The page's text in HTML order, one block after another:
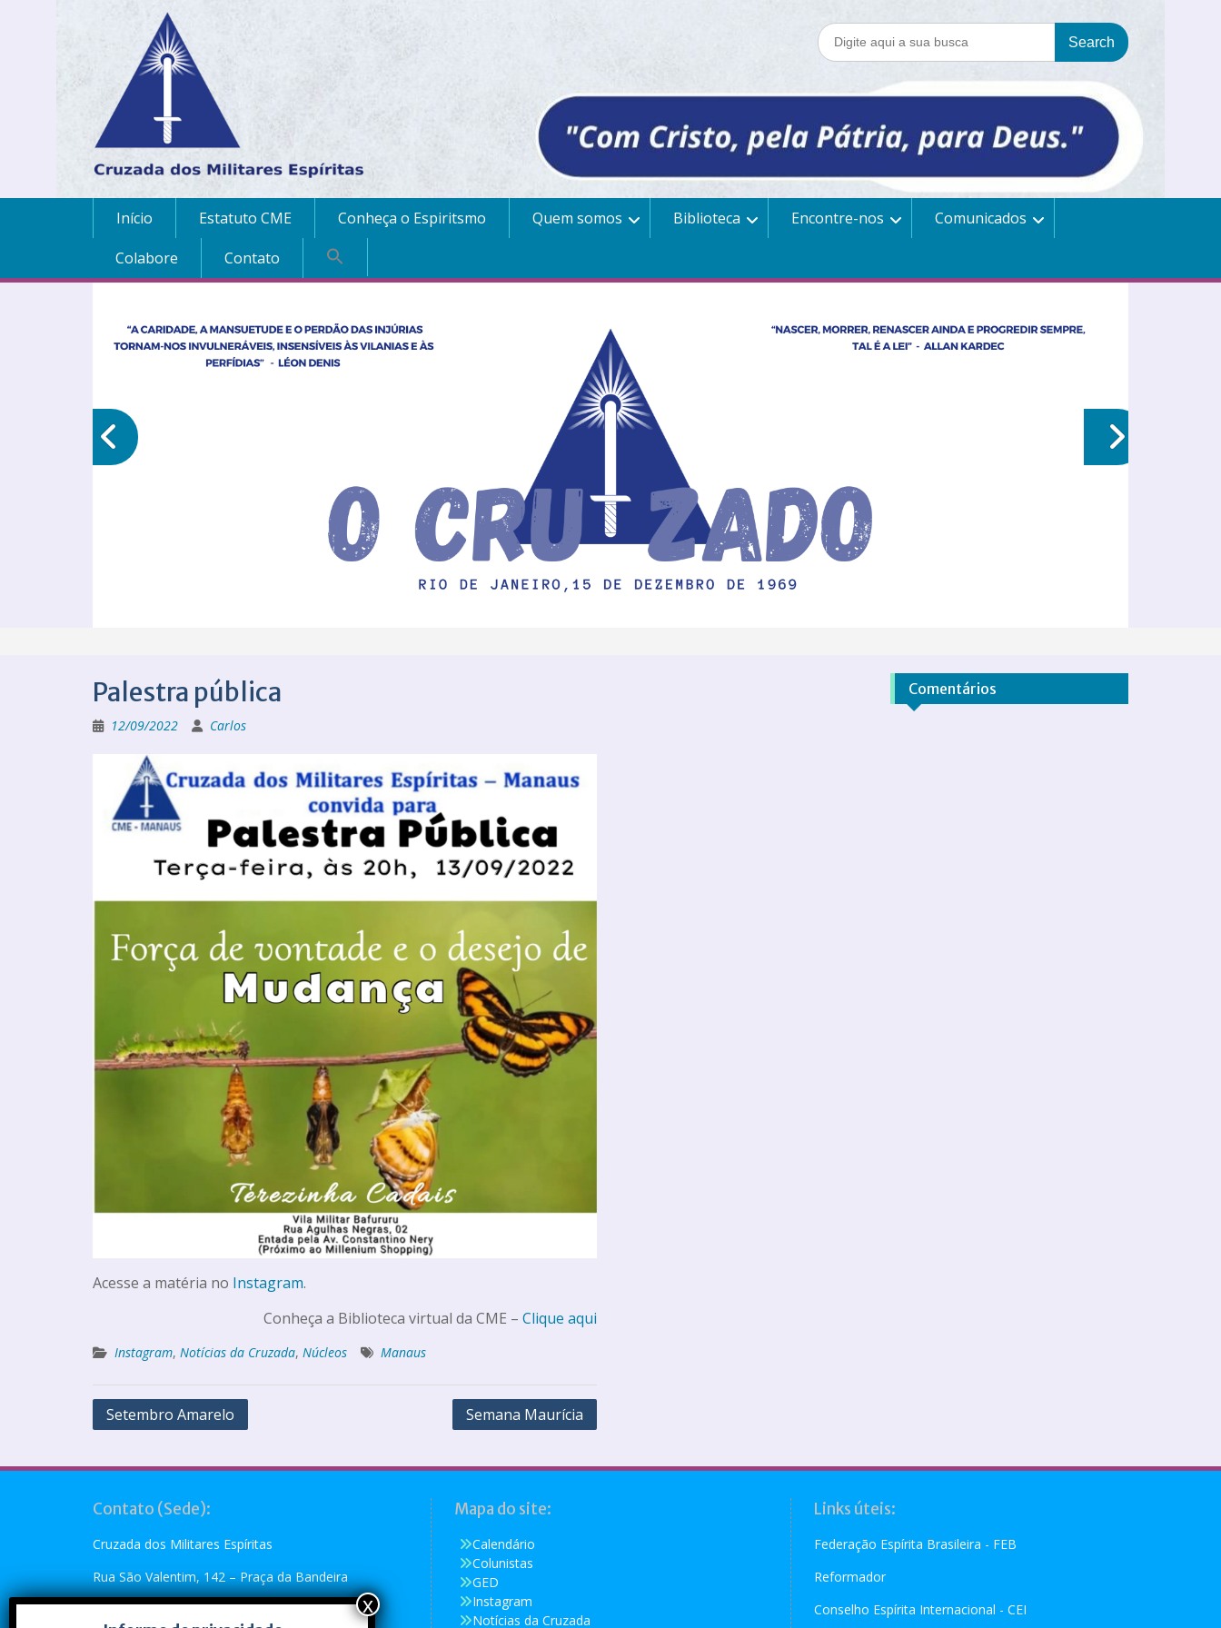
Início Estatuto CME Conheça o Espiritsmo Quem somos Biblioteca Encontre-nos
Comunicados
Colabore
Contato
Palestra pública
12/09/2022 Carlos
Acesse a matéria no Instagram.
Conheça a Biblioteca virtual da CME – Clique aqui
Instagram, Notícias da Cruzada, Núcleos Manaus
Setembro Amarelo Semana Maurícia
Comentários
Contato (Sede):
Cruzada dos Militares Espíritas
Rua São Valentim, 142 – Praça da Bandeira
Rio de Janeiro, RJ – CEP: 20.260-110
Mapa do site:
Calendário
Colunistas
GED
Instagram
Notícias da Cruzada
Links úteis:
Federação Espírita Brasileira - FEB
Reformador
Conselho Espírita Internacional - CEI